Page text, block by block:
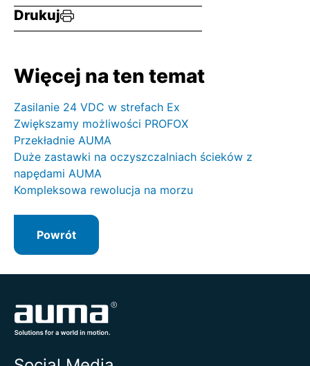
Drukuj
Więcej na ten temat
Zasilanie 24 VDC w strefach Ex
Zwiększamy możliwości PROFOX
Przekładnie AUMA
Duże zastawki na oczyszczalniach ścieków z
napędami AUMA
Kompleksowa rewolucja na morzu
Powrót